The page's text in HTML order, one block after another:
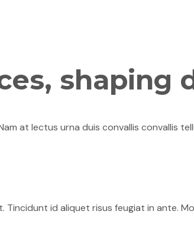
shaping
at lectus urna duis convallis convallis
id aliquet risus feugiat in ante.